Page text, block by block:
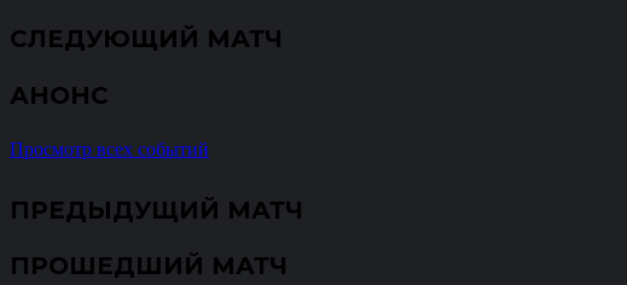
СЛЕДУЮЩИЙ МАТЧ
АНОНС
Просмотр всех событий
ПРЕДЫДУЩИЙ МАТЧ
ПРОШЕДШИЙ МАТЧ